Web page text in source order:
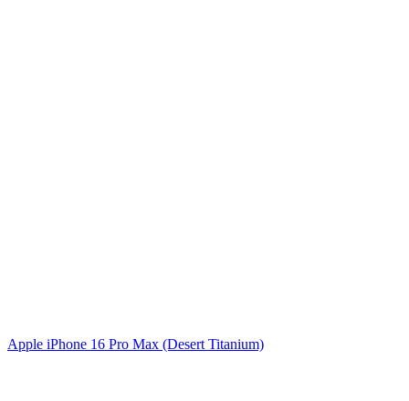
Apple iPhone 16 Pro Max (Desert Titanium)